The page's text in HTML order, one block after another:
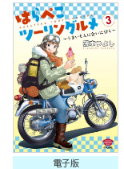
電子版